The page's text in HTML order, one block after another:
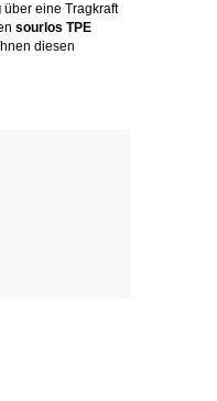
über eine Tragkraft
sourlos TPE
diesen